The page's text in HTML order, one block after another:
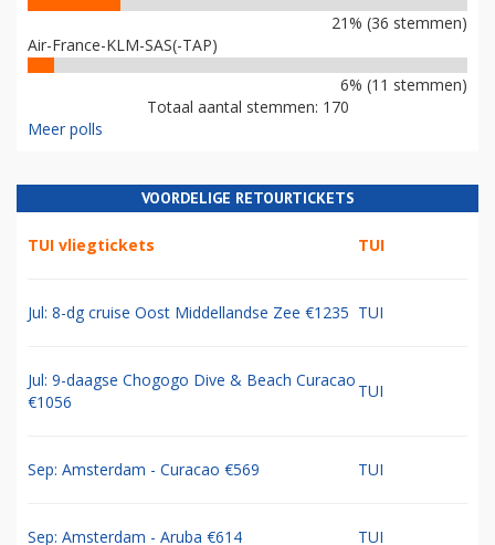
21% (36 stemmen)
Air-France-KLM-SAS(-TAP)
6% (11 stemmen)
Totaal aantal stemmen: 170
Meer polls
VOORDELIGE RETOURTICKETS
TUI vliegtickets TUI
Jul: 8-dg cruise Oost Middellandse Zee €1235 TUI
Jul: 9-daagse Chogogo Dive & Beach Curacao
€1056
TUI
Sep: Amsterdam - Curacao €569 TUI
Sep: Amsterdam - Aruba €614 TUI